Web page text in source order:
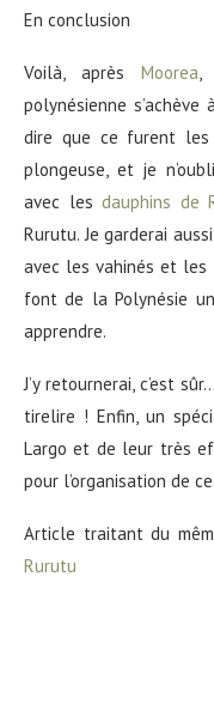
En conclusion
Voilà, après Moorea,
polynésienne
dire que ce furent
plongeuse, et je
avec lesdauphins de
Rurutu. Je garderai
avec les vahinés et les
font de la Polynésie
apprendre.
J’y retournerai, c’est
tirelire ! Enfin, un
Largo et de leur très
pour l’organisation de
Article traitant du
Rurutu